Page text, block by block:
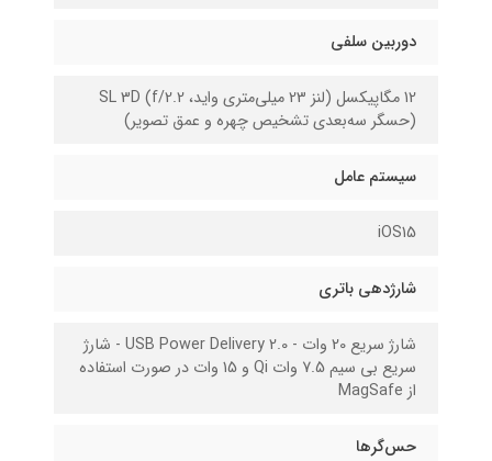
دوربین سلفی
12 مگاپیکسل (لنز 23 میلی‌متری واید، f/2.2) SL 3D
(حسگر سه‌بعدی تشخیص چهره و عمق تصویر)
سیستم عامل
iOS15
شارژدهی باتری
شارژ سریع 20 وات - USB Power Delivery 2.0 - شارژ
سریع بی سیم 7.5 وات Qi و 15 وات در صورت استفاده
از MagSafe
حس‌گرها